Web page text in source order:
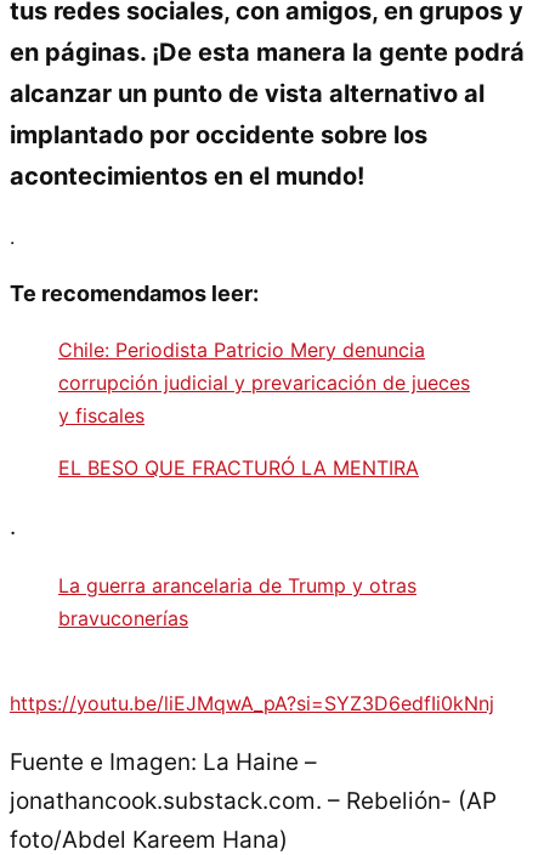
tus redes sociales, con amigos, en grupos y
en páginas. ¡De esta manera la gente podrá
alcanzar un punto de vista alternativo al
implantado por occidente sobre los
acontecimientos en el mundo!
.
Te recomendamos leer:
Chile: Periodista Patricio Mery denuncia
corrupción judicial y prevaricación de jueces
y fiscales
EL BESO QUE FRACTURÓ LA MENTIRA
.
La guerra arancelaria de Trump y otras
bravuconerías
https://youtu.be/liEJMqwA_pA?si=SYZ3D6edfIi0kNnj
Fuente e Imagen: La Haine –
jonathancook.substack.com. – Rebelión- (AP
foto/Abdel Kareem Hana)